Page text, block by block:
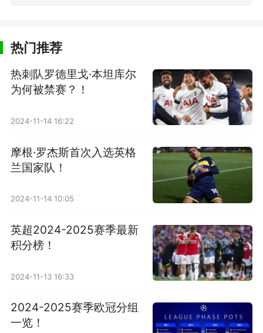
热门推荐
热刺队罗德里戈·本坦库尔
为何被禁赛？！
2024-11-14 16:22
摩根·罗杰斯首次入选英格
兰国家队！
2024-11-14 10:05
英超2024-2025赛季最新
积分榜！
2024-11-13 16:33
2024-2025赛季欧冠分组
一览！